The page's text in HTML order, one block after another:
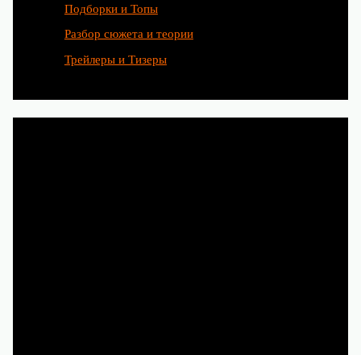
Подборки и Топы
Разбор сюжета и теории
Трейлеры и Тизеры